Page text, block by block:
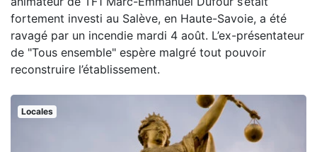
fortement investi au Salève, en Haute-Savoie, a été
ravagé par un incendie mardi 4 août. L’ex-présentateur
de "Tous ensemble" espère malgré tout pouvoir
reconstruire l’établissement.
Locales